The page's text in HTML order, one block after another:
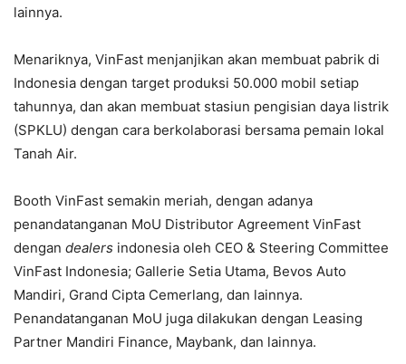
lainnya.
Menariknya, VinFast menjanjikan akan membuat pabrik di
Indonesia dengan target produksi 50.000 mobil setiap
tahunnya, dan akan membuat stasiun pengisian daya listrik
(SPKLU) dengan cara berkolaborasi bersama pemain lokal
Tanah Air.
Booth VinFast semakin meriah, dengan adanya
penandatanganan MoU Distributor Agreement VinFast
dengan dealers indonesia oleh CEO & Steering Committee
VinFast Indonesia; Gallerie Setia Utama, Bevos Auto
Mandiri, Grand Cipta Cemerlang, dan lainnya.
Penandatanganan MoU juga dilakukan dengan Leasing
Partner Mandiri Finance, Maybank, dan lainnya.